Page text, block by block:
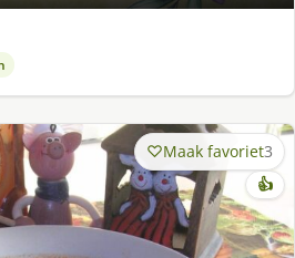
Maak favoriet3
👍